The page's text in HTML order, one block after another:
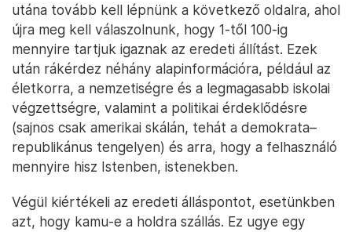
utána tovább kell lépnünk a következő oldalra, ahol
újra meg kell válaszolnunk, hogy 1-től 100-ig
mennyire tartjuk igaznak az eredeti állítást. Ezek
után rákérdez néhány alapinformációra, például az
életkorra, a nemzetiségre és a legmagasabb iskolai
végzettségre, valamint a politikai érdeklődésre
(sajnos csak amerikai skálán, tehát a demokrata–
republikánus tengelyen) és arra, hogy a felhasználó
mennyire hisz Istenben, istenekben.
Végül kiértékeli az eredeti álláspontot, esetünkben
azt, hogy kamu-e a holdra szállás. Ez ugye egy